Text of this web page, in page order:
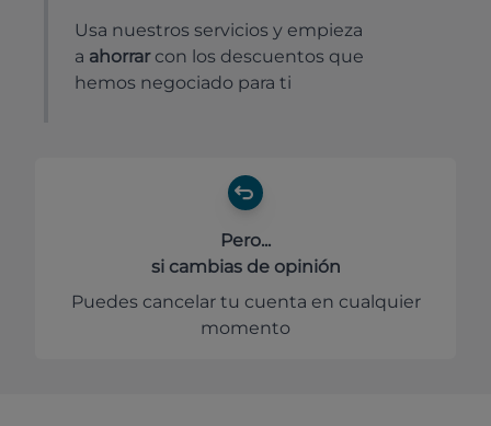
Usa nuestros servicios y empieza
a ahorrar con los descuentos que
hemos negociado para ti
Pero...
si cambias de opinión
Puedes cancelar tu cuenta en cualquier
momento